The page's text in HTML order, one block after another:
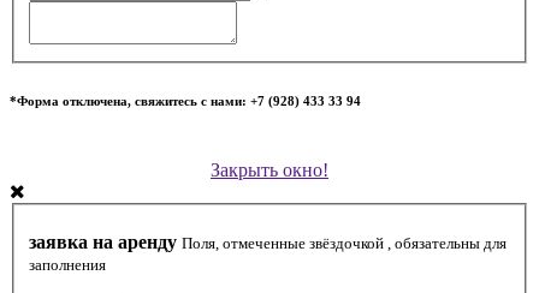
*Форма отключена, свяжитесь с нами: +7 (928) 433 33 94
Закрыть окно!
заявка на аренду Поля, отмеченные звёздочкой , обязательны для
заполнения